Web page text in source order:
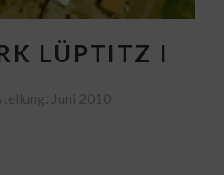
LÜPTITZ I
Juni 2010